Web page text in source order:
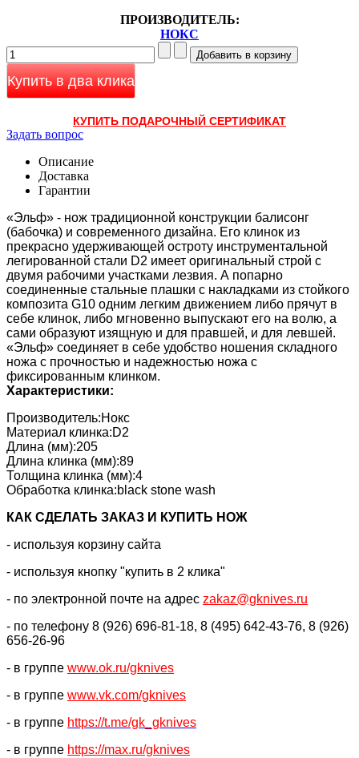
ПРОИЗВОДИТЕЛЬ:
НОКС
Купить в два клика
КУПИТЬ ПОДАРОЧНЫЙ СЕРТИФИКАТ
Задать вопрос
Описание
Доставка
Гарантии
«Эльф» - нож традиционной конструкции балисонг
(бабочка) и современного дизайна. Его клинок из
прекрасно удерживающей остроту инструментальной
легированной стали D2 имеет оригинальный строй с
двумя рабочими участками лезвия. А попарно
соединенные стальные плашки с накладками из стойкого
композита G10 одним легким движением либо прячут в
себе клинок, либо мгновенно выпускают его на волю, а
сами образуют изящную и для правшей, и для левшей.
«Эльф» соединяет в себе удобство ношения складного
ножа с прочностью и надежностью ножа с
фиксированным клинком.
Характеристики:
Производитель:Нокс
Материал клинка:D2
Длина (мм):205
Длина клинка (мм):89
Толщина клинка (мм):4
Обработка клинка:black stone wash
КАК CДЕЛАТЬ ЗАКАЗ И КУПИТЬ НОЖ
- используя корзину сайта
- используя кнопку "купить в 2 клика"
- по электронной почте на адрес zakaz@gknives.ru
- по телефону 8 (926) 696-81-18, 8 (495) 642-43-76, 8 (926)
656-26-96
- в группе www.ok.ru/gknives
- в группе www.vk.com/gknives
- в группе https://t.me/gk_gknives
- в группе https://max.ru/gknives